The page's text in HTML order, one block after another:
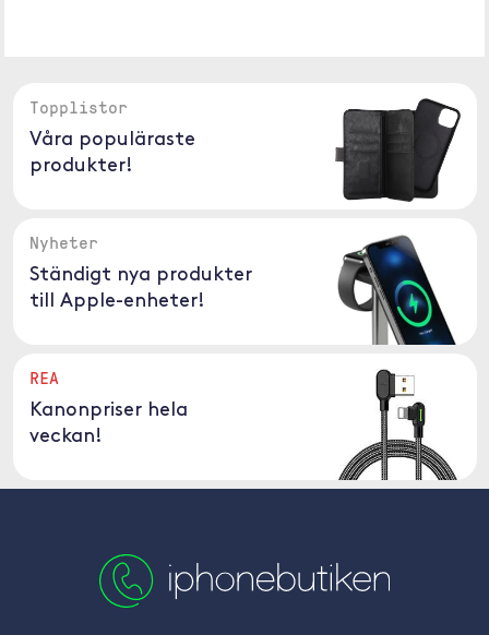
Topplistor
Våra populäraste
produkter!
Nyheter
Ständigt nya produkter
till Apple-enheter!
REA
Kanonpriser hela
veckan!